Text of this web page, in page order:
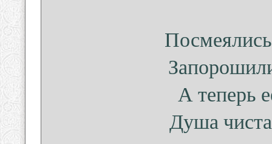
А теперь
Душа